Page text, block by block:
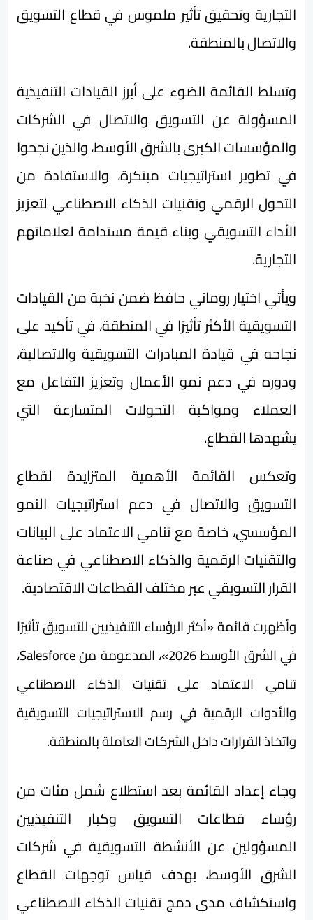
التجارية وتحقيق تأثير ملموس في قطاع التسويق
والاتصال بالمنطقة.
وتسلط القائمة الضوء على أبرز القيادات التنفيذية
المسؤولة عن التسويق والاتصال في الشركات
والمؤسسات الكبرى بالشرق الأوسط، والذين نجحوا
في تطوير استراتيجيات مبتكرة، والاستفادة من
التحول الرقمي وتقنيات الذكاء الاصطناعي لتعزيز
الأداء التسويقي وبناء قيمة مستدامة لعلاماتهم
التجارية.
ويأتي اختيار روماني حافظ ضمن نخبة من القيادات
التسويقية الأكثر تأثيرًا في المنطقة، في تأكيد على
نجاحه في قيادة المبادرات التسويقية والاتصالية،
ودوره في دعم نمو الأعمال وتعزيز التفاعل مع
العملاء ومواكبة التحولات المتسارعة التي
يشهدها القطاع.
وتعكس القائمة الأهمية المتزايدة لقطاع
التسويق والاتصال في دعم استراتيجيات النمو
المؤسسي، خاصة مع تنامي الاعتماد على البيانات
والتقنيات الرقمية والذكاء الاصطناعي في صناعة
القرار التسويقي عبر مختلف القطاعات الاقتصادية.
وأظهرت قائمة «أكثر الرؤساء التنفيذيين للتسويق تأثيرًا
في الشرق الأوسط 2026»، المدعومة من Salesforce،
تنامي الاعتماد على تقنيات الذكاء الاصطناعي
والأدوات الرقمية في رسم الاستراتيجيات التسويقية
واتخاذ القرارات داخل الشركات العاملة بالمنطقة.
وجاء إعداد القائمة بعد استطلاع شمل مئات من
رؤساء قطاعات التسويق وكبار التنفيذيين
المسؤولين عن الأنشطة التسويقية في شركات
الشرق الأوسط، بهدف قياس توجهات القطاع
واستكشاف مدى دمج تقنيات الذكاء الاصطناعي